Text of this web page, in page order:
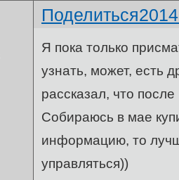
Поделиться
Я пока только
узнать, может, есть
рассказал, что
Собираюсь в мае
информацию, то
управляться))